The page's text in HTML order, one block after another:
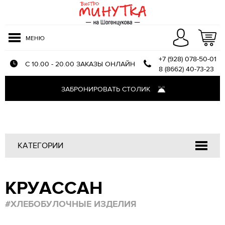
МЕНЮ
С 10.00 - 20.00 ЗАКАЗЫ ОНЛАЙН
+7 (928) 078-50-01
8 (8662) 40-73-23
ЗАБРОНИРОВАТЬ СТОЛИК
КАТЕГОРИИ
Закуски
Салаты
Первые блюда
КРУАССАН
#ХЛЕБОБУЛОЧНЫЕ ИЗДЕЛИЯ